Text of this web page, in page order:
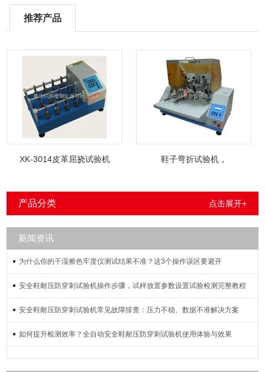
推荐产品
XK-3014皮革屈挠试验机 鞋子弯折试验机，
产品分类 点击展开+
新闻资讯
为什么你的干湿擦色牢度仪测试结果不准？这3个操作误区要避开
安全鞋耐压防穿刺试验机操作步骤，试样放置参数设置试验检测完整教程
安全鞋耐压防穿刺试验机常见故障排查：压力不稳、数据不准解决方案
如何提升检测效率？全自动安全鞋耐压防穿刺试验机使用体验与效果